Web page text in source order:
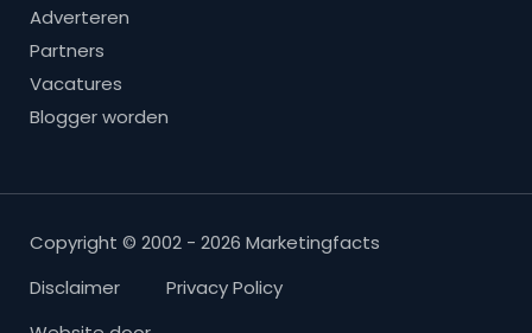
Adverteren
Partners
Vacatures
Blogger worden
Copyright © 2002 - 2026 Marketingfacts
Disclaimer
Privacy Policy